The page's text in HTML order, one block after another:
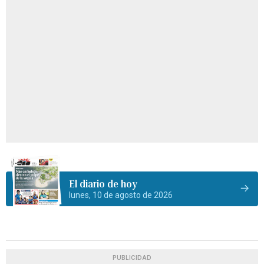
El diario de hoy
lunes, 10 de agosto de 2026
PUBLICIDAD